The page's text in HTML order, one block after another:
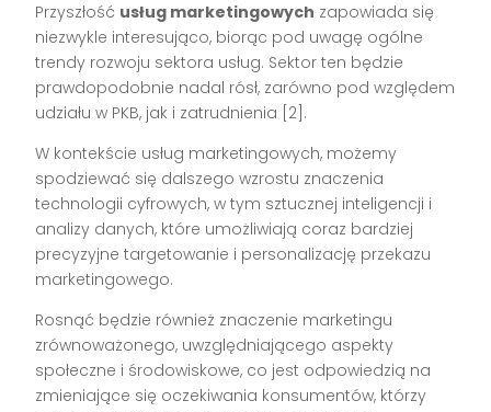
Przyszłość usług marketingowych zapowiada się
niezwykle interesująco, biorąc pod uwagę ogólne
trendy rozwoju sektora usług. Sektor ten będzie
prawdopodobnie nadal rósł, zarówno pod względem
udziału w PKB, jak i zatrudnienia [2].
W kontekście usług marketingowych, możemy
spodziewać się dalszego wzrostu znaczenia
technologii cyfrowych, w tym sztucznej inteligencji i
analizy danych, które umożliwiają coraz bardziej
precyzyjne targetowanie i personalizację przekazu
marketingowego.
Rosnąć będzie również znaczenie marketingu
zrównoważonego, uwzględniającego aspekty
społeczne i środowiskowe, co jest odpowiedzią na
zmieniające się oczekiwania konsumentów, którzy